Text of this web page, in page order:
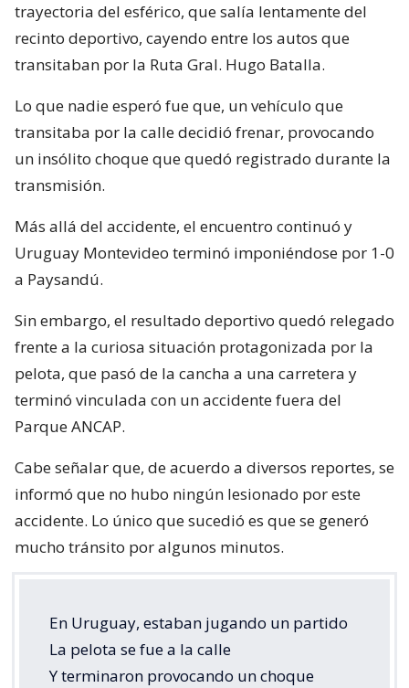
trayectoria del esférico, que salía lentamente del
recinto deportivo, cayendo entre los autos que
transitaban por la Ruta Gral. Hugo Batalla.
Lo que nadie esperó fue que, un vehículo que
transitaba por la calle decidió frenar, provocando
un insólito choque que quedó registrado durante la
transmisión.
Más allá del accidente, el encuentro continuó y
Uruguay Montevideo terminó imponiéndose por 1-0
a Paysandú.
Sin embargo, el resultado deportivo quedó relegado
frente a la curiosa situación protagonizada por la
pelota, que pasó de la cancha a una carretera y
terminó vinculada con un accidente fuera del
Parque ANCAP.
Cabe señalar que, de acuerdo a diversos reportes, se
informó que no hubo ningún lesionado por este
accidente. Lo único que sucedió es que se generó
mucho tránsito por algunos minutos.
En Uruguay, estaban jugando un partido
La pelota se fue a la calle
Y terminaron provocando un choque